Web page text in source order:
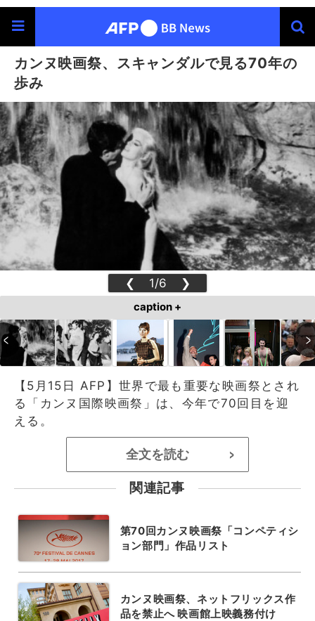
カンヌ映画祭、スキャンダルで見る70年の
歩み
❮ 1/6 ❯
caption +
【5月15日 AFP】世界で最も重要な映画祭とされ
る「カンヌ国際映画祭」は、今年で70回目を迎
える。
全文を読む >
関連記事
第70回カンヌ映画祭「コンペティシ
ョン部門」作品リスト
カンヌ映画祭、ネットフリックス作
品を禁止へ 映画館上映義務付け